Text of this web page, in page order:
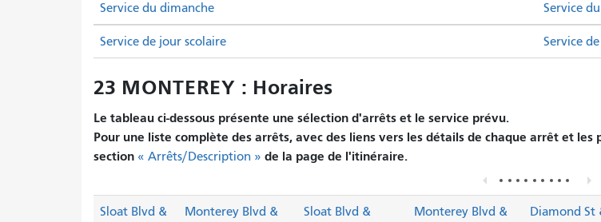
Service du dimanche Service
Service de jour scolaire Service
23 MONTEREY : Horaires
Le tableau ci-dessous présente une sélection d'arrêts et le service prévu.
Pour une liste complète des arrêts, avec des liens vers les détails de chaque arrêt et
section « Arrêts/Description » de la page de l'itinéraire.
Sloat Blvd &
Monterey Blvd &
Sloat Blvd &
Monterey Blvd &
Diamond St